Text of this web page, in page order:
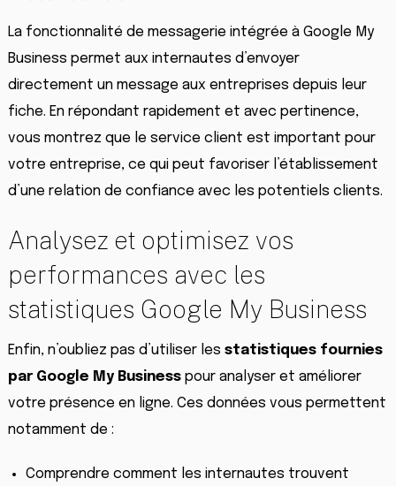
La fonctionnalité de messagerie intégrée à Google My
Business permet aux internautes d’envoyer
directement un message aux entreprises depuis leur
fiche. En répondant rapidement et avec pertinence,
vous montrez que le service client est important pour
votre entreprise, ce qui peut favoriser l’établissement
d’une relation de confiance avec les potentiels clients.
Analysez et optimisez vos
performances avec les
statistiques Google My Business
Enfin, n’oubliez pas d’utiliser les statistiques fournies
par Google My Businesspour analyser et améliorer
votre présence en ligne. Ces données vous permettent
notamment de :
Comprendre comment les internautes trouvent